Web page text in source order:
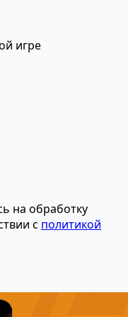
игре
на обработку
с политикой